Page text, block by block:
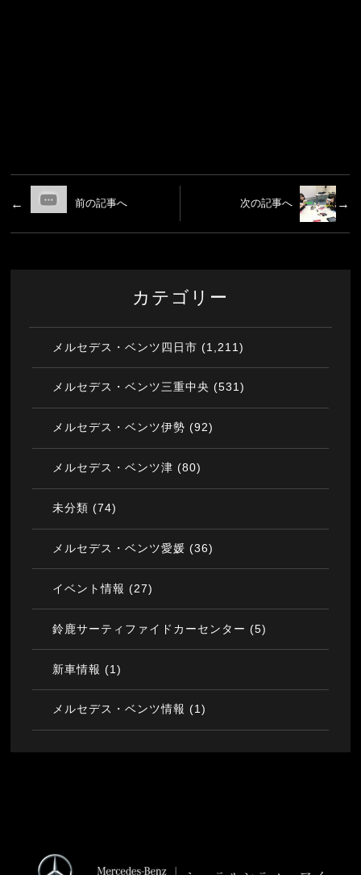
前の記事へ 次の記事へ
カテゴリー
メルセデス・ベンツ四日市 (1,211)
メルセデス・ベンツ三重中央 (531)
メルセデス・ベンツ伊勢 (92)
メルセデス・ベンツ津 (80)
未分類 (74)
メルセデス・ベンツ愛媛 (36)
イベント情報 (27)
鈴鹿サーティファイドカーセンター (5)
新車情報 (1)
メルセデス・ベンツ情報 (1)